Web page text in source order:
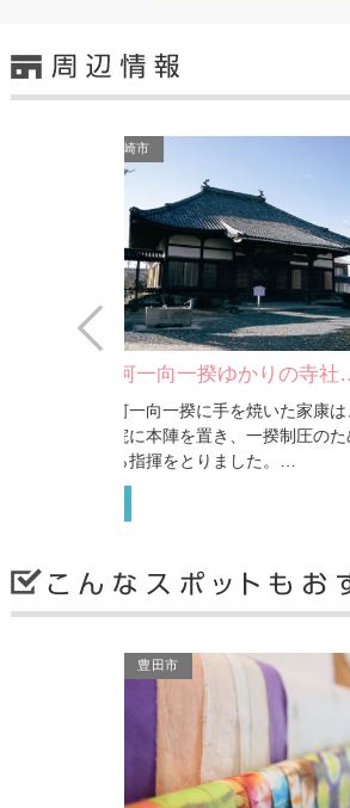
岡崎市
糟目犬頭神社
大宝元年（701）彦火火出見
ほほでみのみこと）を祀って
たもので、以前は隣接す…
妙国寺
妙国寺は、家康公、秀忠公、
Prev
豊田市